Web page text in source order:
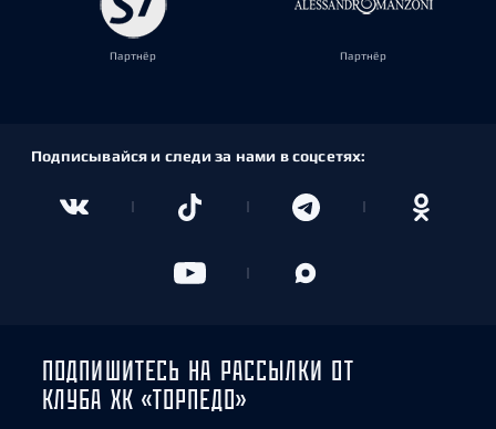
Партнёр Партнёр
Подписывайся и следи за нами в соцсетях:
ПОДПИШИТЕСЬ НА РАССЫЛКИ ОТ
КЛУБА ХК «ТОРПЕДО»